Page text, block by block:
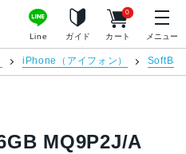
Line ガイド カート
0
メニュー
iPhone（アイフォン）
MQ9P2J/A